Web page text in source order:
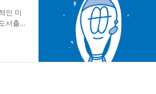
인 미
서출판